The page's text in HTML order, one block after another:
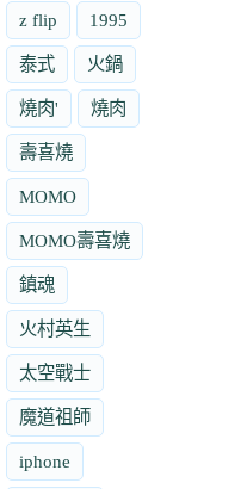
z flip 1995
泰式 火鍋
燒肉' 燒肉
壽喜燒
MOMO
MOMO壽喜燒
鎮魂
火村英生
太空戰士
魔道祖師
iphone